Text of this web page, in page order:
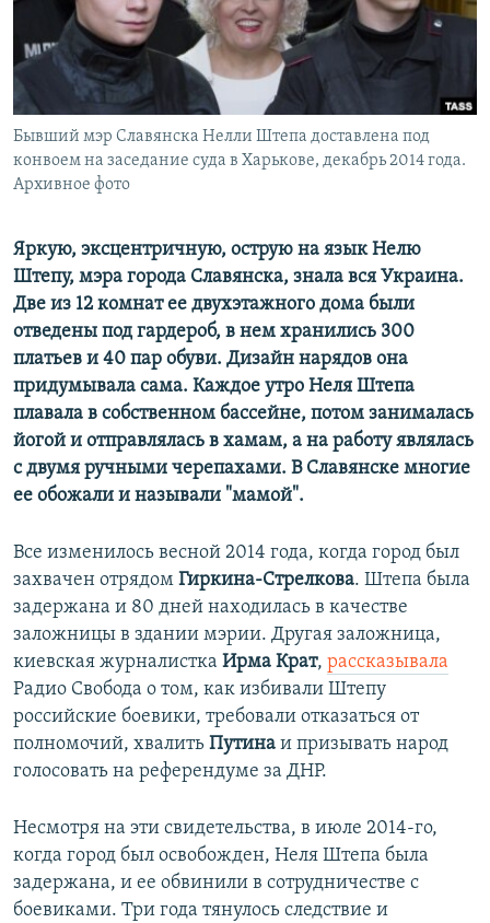
ПОБЕДИТЕЛЕЙ НЕ СУДЯТ?
КРЫМ.НЕПОКОРЕННЫЙ
ELIFBE
УКРАИНСКАЯ ПРОБЛЕМА КРЫМА
ПРИСОЕДИНЯЙТЕСЬ!
Все сайты RFE/RL
Бывший мэр Славянска Нелли Штепа доставлена под
конвоем на заседание суда в Харькове, декабрь 2014 года.
Архивное фото
Яркую, эксцентричную, острую на язык Нелю
Штепу, мэра города Славянска, знала вся Украина.
Две из 12 комнат ее двухэтажного дома были
отведены под гардероб, в нем хранились 300
платьев и 40 пар обуви. Дизайн нарядов она
придумывала сама. Каждое утро Неля Штепа
плавала в собственном бассейне, потом занималась
йогой и отправлялась в хамам, а на работу являлась
с двумя ручными черепахами. В Славянске многие
ее обожали и называли "мамой".
Все изменилось весной 2014 года, когда город был
захвачен отрядом Гиркина-Стрелкова. Штепа была
задержана и 80 дней находилась в качестве
заложницы в здании мэрии. Другая заложница,
киевская журналистка Ирма Крат, рассказывала
Радио Свобода о том, как избивали Штепу
российские боевики, требовали отказаться от
полномочий, хвалить Путина и призывать народ
голосовать на референдуме за ДНР.
Несмотря на эти свидетельства, в июле 2014-го,
когда город был освобожден, Неля Штепа была
задержана, и ее обвинили в сотрудничестве с
боевиками. Три года тянулось следствие и